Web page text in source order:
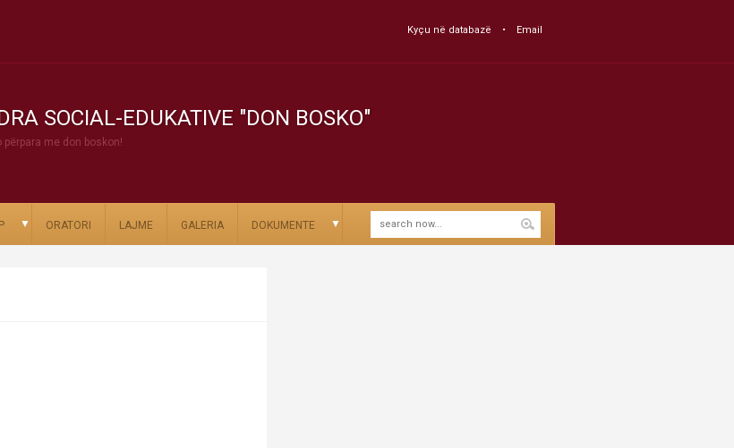
Kyçu në databazë Email
SOCIAL-EDUKATIVE "DON BOSKO"
përpara me don boskon!
▼ ORATORI LAJME GALERIA DOKUMENTE ▼